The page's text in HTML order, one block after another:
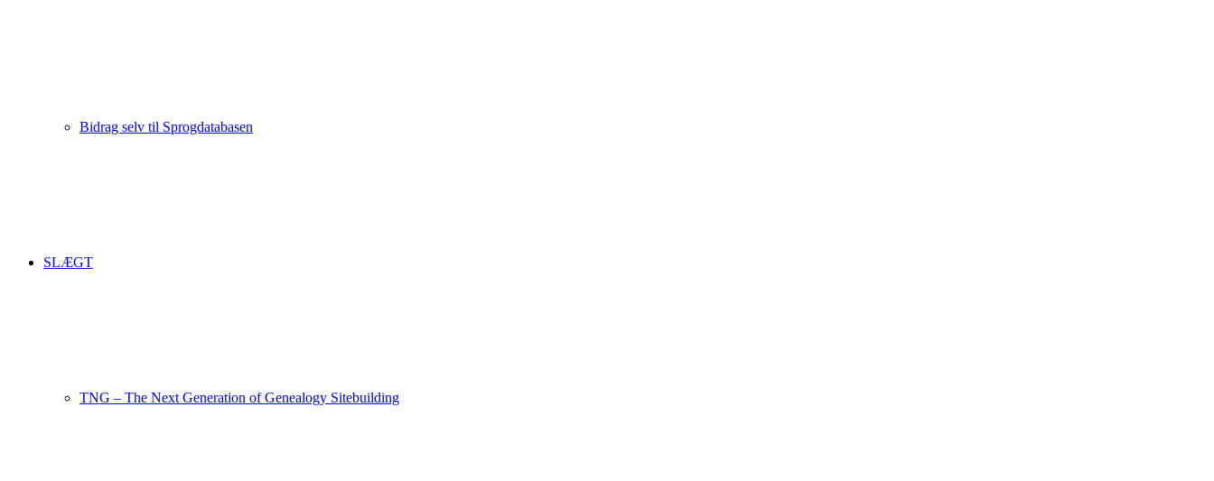
Bidrag selv til Sprogdatabasen
SLÆGT
TNG – The Next Generation of Genealogy Sitebuilding